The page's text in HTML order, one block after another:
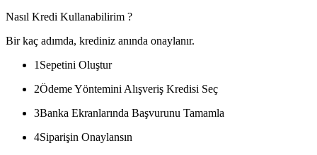
Nasıl Kredi Kullanabilirim ?
Bir kaç adımda, krediniz anında onaylanır.
1 Sepetini Oluştur
2Ödeme Yöntemini Alışveriş Kredisi Seç
3Banka Ekranlarında Başvurunu Tamamla
4Siparişin Onaylansın